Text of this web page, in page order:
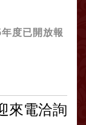
度已開放報
來電洽詢